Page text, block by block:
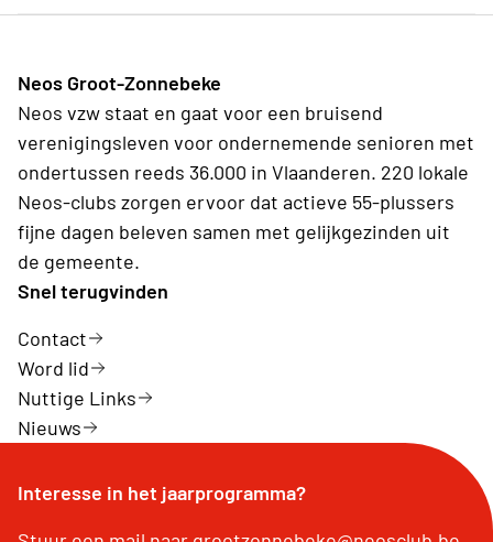
Neos Groot-Zonnebeke
Neos vzw staat en gaat voor een bruisend
verenigingsleven voor ondernemende senioren met
ondertussen reeds 36.000 in Vlaanderen. 220 lokale
Neos-clubs zorgen ervoor dat actieve 55-plussers
fijne dagen beleven samen met gelijkgezinden uit
de gemeente.
Snel terugvinden
Contact
Word lid
Nuttige Links
Nieuws
Interesse in het jaarprogramma?